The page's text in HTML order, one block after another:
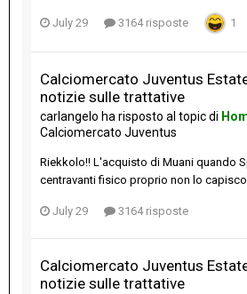
July 29 3164 risposte 1
Calciomercato Juventus
notizie sulle trattative
carlangelo ha risposto al topic di
Calciomercato Juventus
Riekkolo!! L'acquisto di Muani quando
centravanti fisico proprio non lo
July 29 3164 risposte
Calciomercato Juventus
notizie sulle trattative